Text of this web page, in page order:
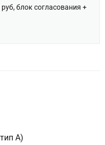
руб, блок согласования +
A)